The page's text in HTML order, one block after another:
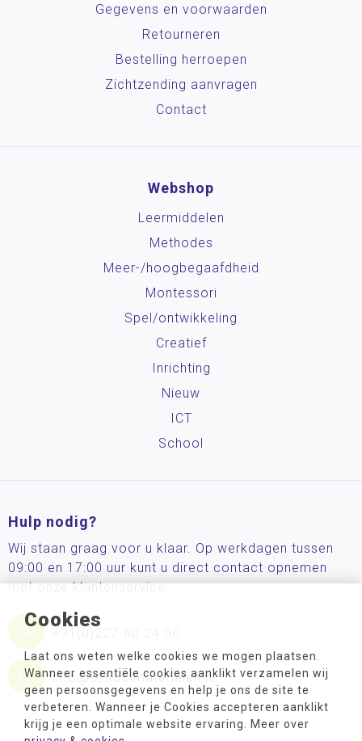
Cookies
Laat ons weten welke cookies we mogen plaatsen.
Wanneer essentiële cookies aanklikt verzamelen wij
geen persoonsgegevens en help je ons de site te
verbeteren. Wanneer je Cookies accepteren aanklikt
krijg je een optimale website ervaring. Meer over
Gegevens en voorwaarden
Retourneren
Bestelling herroepen
Zichtzending aanvragen
Contact
Webshop
Leermiddelen
Methodes
Meer-/hoog­begaafdheid
Montessori
Spel/ontwikkeling
Creatief
Inrichting
Nieuw
ICT
School
Hulp nodig?
Wij staan graag voor u klaar. Op werkdagen tussen
09:00 en 17:00 uur kunt u direct contact opnemen
met onze klantenservice.
info@schoolmaterialen.nl